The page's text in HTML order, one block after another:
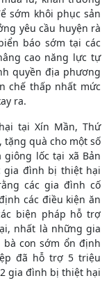
sớm khôi phục sản
yêu cầu huyện rà
báo sớm tại các
cao năng lực tự
quyền địa phương
chế thấp nhất mức
ra.
tại Xín Mần, Thứ
quà cho một số
lốc tại xã Bản
gia đình bị thiệt hại
các gia đình cố
các điều kiện ăn
biện pháp hỗ trợ
nhất là những gia
con sớm ổn định
đã hỗ trợ 5 triệu
gia đình bị thiệt hại